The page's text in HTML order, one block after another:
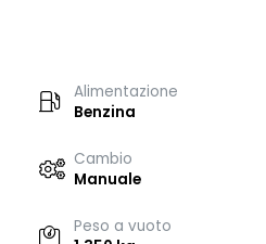
Alimentazione
Benzina
Cambio
Manuale
Peso a vuoto